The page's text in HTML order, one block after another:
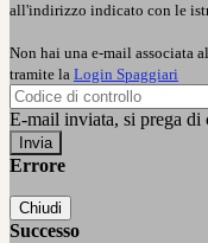
all'indirizzo indicato con le
Non hai una e-mail associata
tramite la Login Spaggiari
E-mail inviata, si prega di
Errore
Chiudi
Successo